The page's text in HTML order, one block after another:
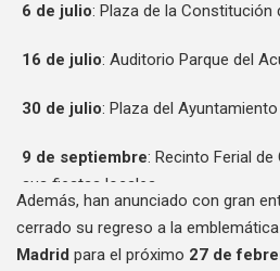
6 de julio: Plaza de la Constitución
16 de julio: Auditorio Parque del
30 de julio: Plaza del
9 de septiembre: Recinto Ferial
sus fiestas locales.
Además, han anunciado con gran
cerrado su regreso a la emblemática
Madrid para el próximo 27 de